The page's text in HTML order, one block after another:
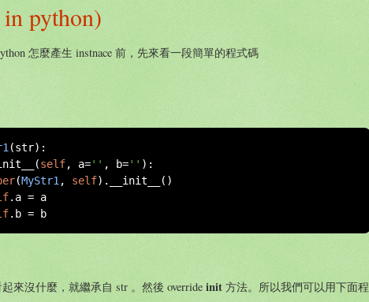
python)
怎麼產生 instnace 前，先來看一段簡單的程式碼
(str):
(self, a='' , b='' ):
(MyStr1 , self). __init__
()
. a = a
. b = b
來沒什麼，就繼承自 str 。然後 override init 方法。所以我們可以用下面程